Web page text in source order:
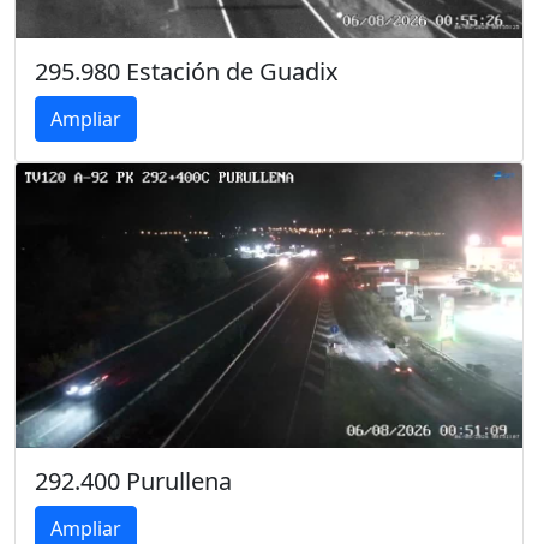
295.980 Estación de Guadix
Ampliar
292.400 Purullena
Ampliar